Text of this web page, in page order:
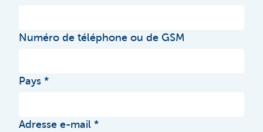
Numéro de téléphone ou de GSM
Pays
Adresse e-mail